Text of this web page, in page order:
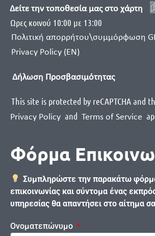
Δείτε την τοποθεσία μας στο χάρτη
Ωρες κοινού 10:00 με 13:00
Πολιτική απορρήτου\συμμόρφωση
Privacy Policy (EN)
Δήλωση Προσβασιμότητας
This site is protected by reCAPTCHA and
Privacy Policy and Terms of Service
Φόρμα
Συμπληρώστε την παρακάτω
επικοινωνίας και σύντομα ένας
υπηρεσίας θα απαντήσει στο αίτημα
Ονοματεπώνυμο